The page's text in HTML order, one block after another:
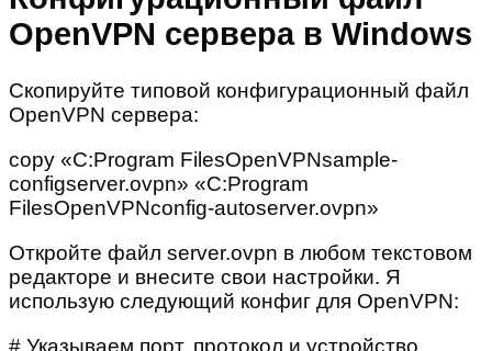
OpenVPN сервера в Windows
Скопируйте типовой конфигурационный файл
OpenVPN сервера:
copy «C:Program FilesOpenVPNsample-
configserver.ovpn» «C:Program
FilesOpenVPNconfig-autoserver.ovpn»
Откройте файл server.ovpn в любом текстовом
редакторе и внесите свои настройки. Я
использую следующий конфиг для OpenVPN:
# Указываем порт, протокол и устройство